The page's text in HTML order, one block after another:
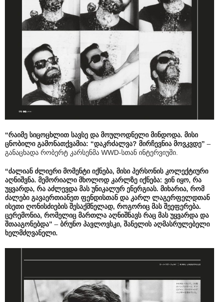
“რაიმე სიცოცხლით სავსე და მოულოდნელი მინდოდა. მისი
ცნობილი გამონათქვამია: “დაკრძალვა? მირჩევნია მოვკვდე” –
განაცხადა რობერტ კარსენმა WWD-სთან ინტერვიუში.
“ძალიან ძლიერი მომენტი იქნება, მისი პერსონის კოლექტიური
აღნიშვნა. მემორიალი მხოლოდ კარლზე იქნება: ვინ იყო, რა
უყვარდა, რა აძლევდა მას უნიკალურ ენერგიას. მიხარია, რომ
ძალები გავაერთიანეთ ფენდისთან და კარლ ლაგერფელდთან
ისეთი ღონისძიების შესაქმნელად, როგორიც მას შეეფერება.
ცერემონია, რომელიც მართლა აღნიშნავს რაც მას უყვარდა და
შთააგონებდა” – ბრუნო პავლოვსკი, შანელის აღმასრულებელი
ხელმძღვანელი.